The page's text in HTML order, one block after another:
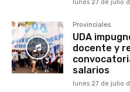
lunes 27 de julio
Provinciales
UDA
docente y
salarios
lunes 27 de julio